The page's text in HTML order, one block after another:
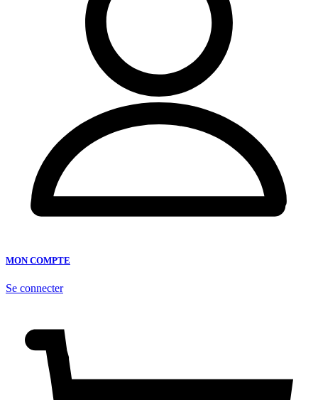
MON COMPTE
Se connecter